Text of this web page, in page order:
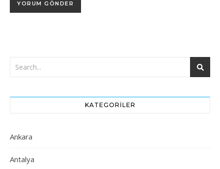
KATEGORILER
Ankara
Antalya